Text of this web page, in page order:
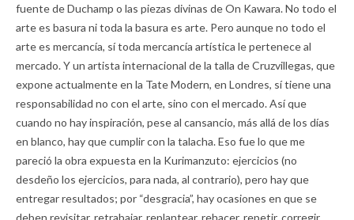
fuente de Duchamp o las piezas divinas de On Kawara. No todo el
arte es basura ni toda la basura es arte. Pero aunque no todo el
arte es mercancía, sí toda mercancía artística le pertenece al
mercado. Y un artista internacional de la talla de Cruzvillegas, que
expone actualmente en la Tate Modern, en Londres, sí tiene una
responsabilidad no con el arte, sino con el mercado. Así que
cuando no hay inspiración, pese al cansancio, más allá de los días
en blanco, hay que cumplir con la talacha. Eso fue lo que me
pareció la obra expuesta en la Kurimanzuto: ejercicios (no
desdeño los ejercicios, para nada, al contrario), pero hay que
entregar resultados; por “desgracia”, hay ocasiones en que se
deben revisitar, retrabajar, replantear, rehacer, repetir, corregir